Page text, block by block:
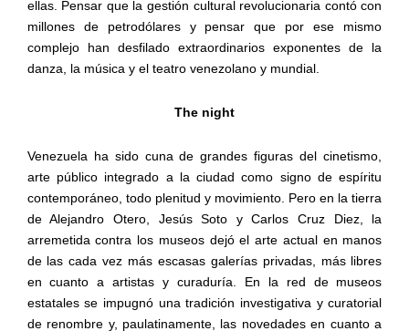
ellas. Pensar que la gestión cultural revolucionaria contó con
millones de petrodólares y pensar que por ese mismo
complejo han desfilado extraordinarios exponentes de la
danza, la música y el teatro venezolano y mundial.
The night
Venezuela ha sido cuna de grandes figuras del cinetismo,
arte público integrado a la ciudad como signo de espíritu
contemporáneo, todo plenitud y movimiento. Pero en la tierra
de Alejandro Otero, Jesús Soto y Carlos Cruz Diez, la
arremetida contra los museos dejó el arte actual en manos
de las cada vez más escasas galerías privadas, más libres
en cuanto a artistas y curaduría. En la red de museos
estatales se impugnó una tradición investigativa y curatorial
de renombre y, paulatinamente, las novedades en cuanto a